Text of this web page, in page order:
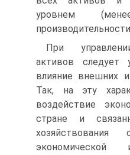
уровнем
При
активов следует
влияние внешних
Так, на эту
воздействие
стране и
хозяйствования
экономической